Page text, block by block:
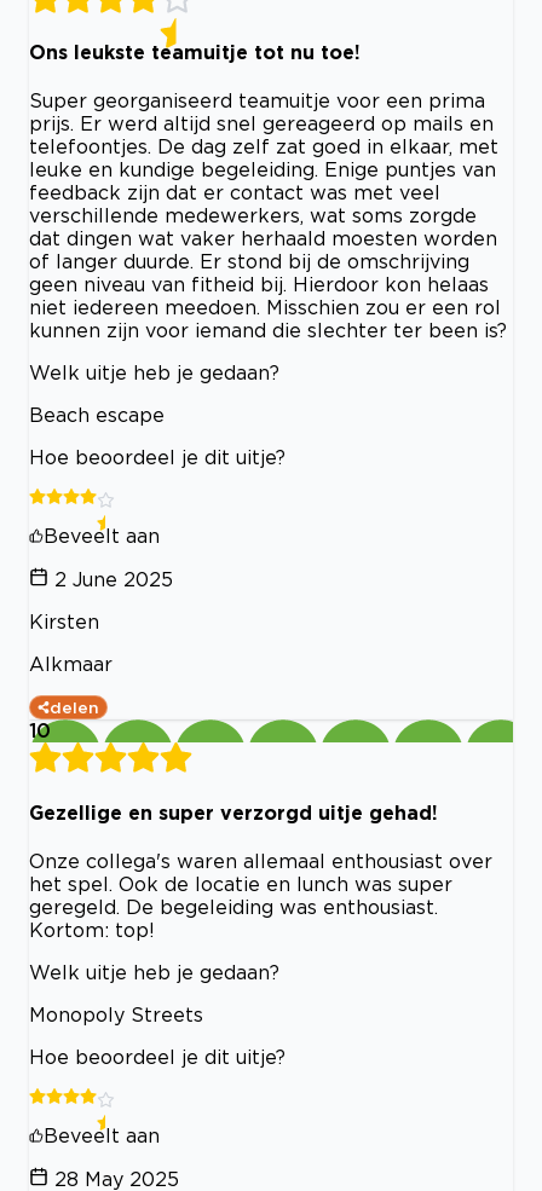
Ons leukste teamuitje tot nu toe!
Super georganiseerd teamuitje voor een prima
prijs. Er werd altijd snel gereageerd op mails en
telefoontjes. De dag zelf zat goed in elkaar, met
leuke en kundige begeleiding. Enige puntjes van
feedback zijn dat er contact was met veel
verschillende medewerkers, wat soms zorgde
dat dingen wat vaker herhaald moesten worden
of langer duurde. Er stond bij de omschrijving
geen niveau van fitheid bij. Hierdoor kon helaas
niet iedereen meedoen. Misschien zou er een rol
kunnen zijn voor iemand die slechter ter been is?
Welk uitje heb je gedaan?
Beach escape
Hoe beoordeel je dit uitje?
Beveelt aan
2 June 2025
Kirsten
Alkmaar
delen
10
Gezellige en super verzorgd uitje gehad!
Onze collega's waren allemaal enthousiast over
het spel. Ook de locatie en lunch was super
geregeld. De begeleiding was enthousiast.
Kortom: top!
Welk uitje heb je gedaan?
Monopoly Streets
Hoe beoordeel je dit uitje?
Beveelt aan
28 May 2025